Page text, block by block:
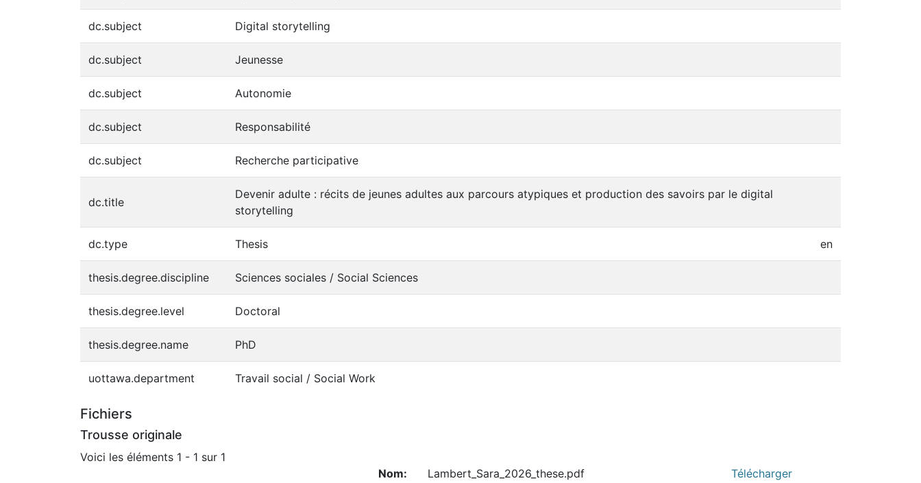
dc.subject Digital storytelling
dc.subject Jeunesse
dc.subject Autonomie
dc.subject Responsabilité
dc.subject Recherche participative
dc.title
Devenir adulte : récits de jeunes adultes aux parcours atypiques et production des savoirs par le digital
storytelling
dc.type Thesis en
thesis.degree.discipline Sciences sociales / Social Sciences
thesis.degree.level Doctoral
thesis.degree.name PhD
uottawa.department Travail social / Social Work
Fichiers
Trousse originale
Voici les éléments 1 - 1 sur 1
Nom:
Lambert_Sara_2026_these.pdf
Télécharger